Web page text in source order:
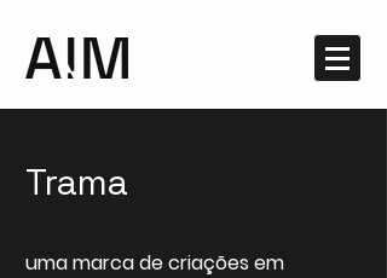
Trama
uma marca de criações em